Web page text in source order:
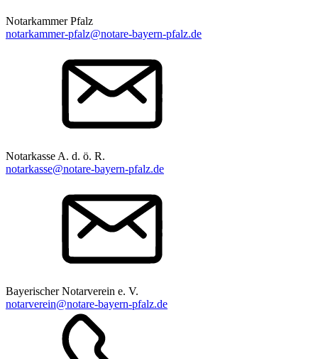
Notarkammer Pfalz
notarkammer-pfalz@notare-bayern-pfalz.de
Notarkasse A. d. ö. R.
notarkasse@notare-bayern-pfalz.de
Bayerischer Notarverein e. V.
notarverein@notare-bayern-pfalz.de